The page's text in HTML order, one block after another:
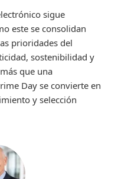
sigue
este se consolidan
prioridades del
sostenibilidad y
que una
Day se convierte en
y selección